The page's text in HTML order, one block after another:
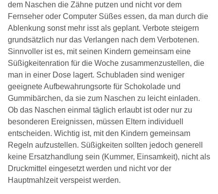
dem Naschen die Zähne putzen und nicht vor dem
Fernseher oder Computer Süßes essen, da man durch die
Ablenkung sonst mehr isst als geplant. Verbote steigern
grundsätzlich nur das Verlangen nach dem Verbotenen.
Sinnvoller ist es, mit seinen Kindern gemeinsam eine
Süßigkeitenration für die Woche zusammenzustellen, die
man in einer Dose lagert. Schubladen sind weniger
geeignete Aufbewahrungsorte für Schokolade und
Gummibärchen, da sie zum Naschen zu leicht einladen.
Ob das Naschen einmal täglich erlaubt ist oder nur zu
besonderen Ereignissen, müssen Eltern individuell
entscheiden. Wichtig ist, mit den Kindern gemeinsam
Regeln aufzustellen. Süßigkeiten sollten jedoch generell
keine Ersatzhandlung sein (Kummer, Einsamkeit), nicht als
Druckmittel eingesetzt werden und nicht vor der
Hauptmahlzeit verspeist werden.